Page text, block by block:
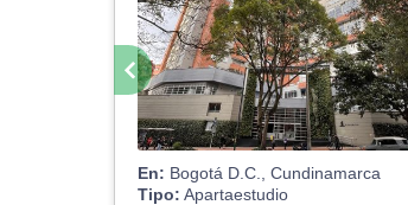
En: Bogotá D.C., Cundinamarca
Tipo: Apartaestudio